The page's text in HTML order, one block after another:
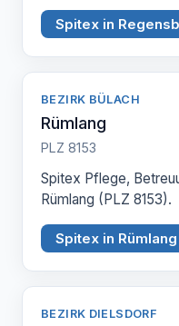
Spitex in
BEZIRK BÜLACH
Rümlang
PLZ 8153
Spitex Pflege,
Rümlang (PLZ 8153).
Spitex in
BEZIRK DIELSDORF